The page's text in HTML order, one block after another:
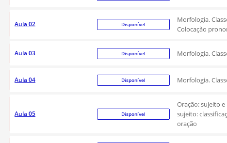
Aula 02 Disponível
Morfologia.
Colocação
Aula 03 Disponível Morfologia.
Aula 04 Disponível Morfologia.
Aula 05 Disponível
Oração: sujeito
sujeito:
oração